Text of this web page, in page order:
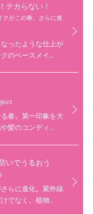
テカらない！
クがこの春、さらに進
ったような仕上が
のベースメイ..
春。第一印象を大
髪のコンディ..
いでうるおう
らに進化。紫外線
でなく、植物..